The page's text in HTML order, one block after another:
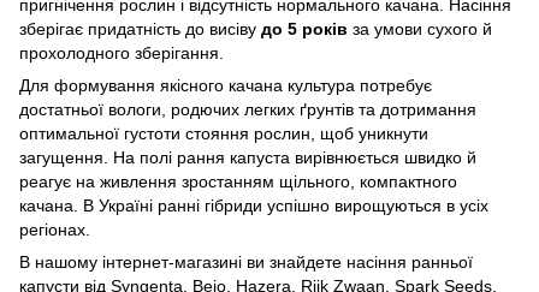
пригнічення рослин і відсутність нормального качана. Насіння
зберігає придатність до висіву до 5 років за умови сухого й
прохолодного зберігання.
Для формування якісного качана культура потребує
достатньої вологи, родючих легких ґрунтів та дотримання
оптимальної густоти стояння рослин, щоб уникнути
загущення. На полі рання капуста вирівнюється швидко й
реагує на живлення зростанням щільного, компактного
качана. В Україні ранні гібриди успішно вирощуються в усіх
регіонах.
В нашому інтернет-магазині ви знайдете насіння ранньої
капусти від Syngenta, Bejo, Hazera, Rijk Zwaan, Spark Seeds,